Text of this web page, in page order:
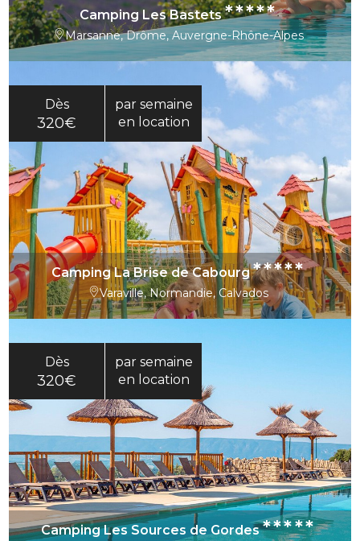
Camping Les Bastets*****
Marsanne, Drôme, Auvergne-Rhône-Alpes
Dès
320€
par semaine
en location
Camping La Brise de Cabourg*****
Varaville, Normandie, Calvados
Dès
320€
par semaine
en location
Camping Les Sources de Gordes*****